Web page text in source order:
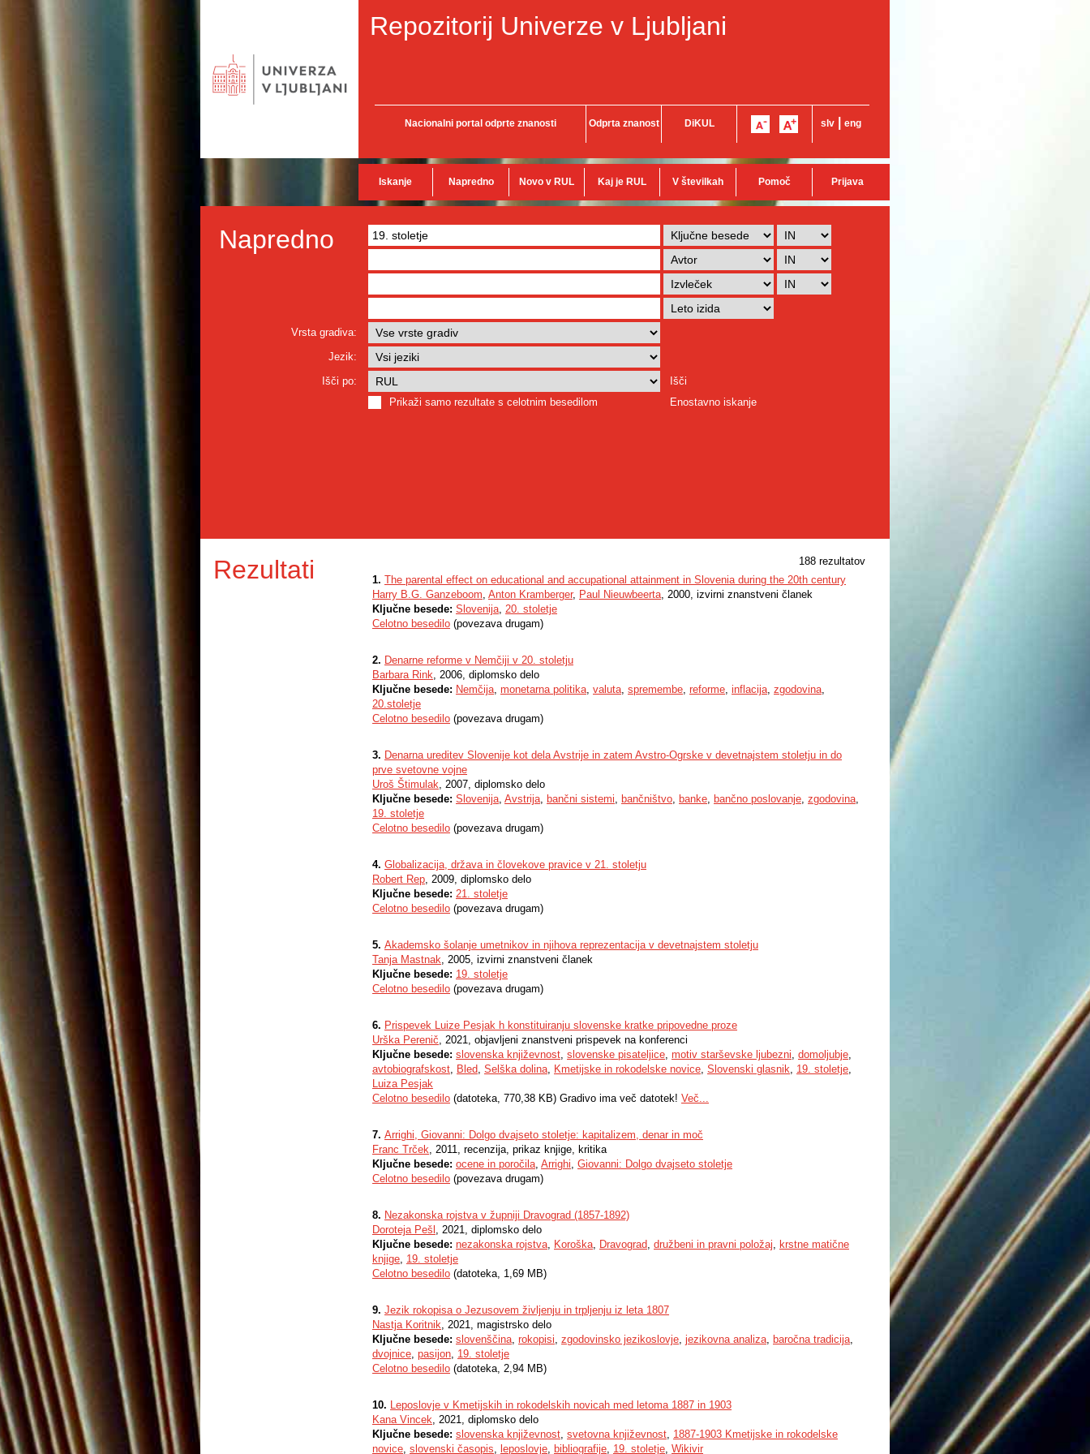
Repozitorij Univerze v Ljubljani
Nacionalni portal odprte znanosti Odprta znanost DiKUL slv eng
Iskanje Napredno Novo v RUL Kaj je RUL V številkah Pomoč Prijava
Napredno
Vrsta gradiva:
Jezik:
Išči po:
Išči
Prikaži samo rezultate s celotnim besedilom
Enostavno iskanje
Rezultati
188 rezultatov
1. The parental effect on educational and accupational attainment in Slovenia during the 20th century
Harry B.G. Ganzeboom, Anton Kramberger, Paul Nieuwbeerta, 2000, izvirni znanstveni članek
Ključne besede: Slovenija, 20. stoletje
Celotno besedilo (povezava drugam)
2. Denarne reforme v Nemčiji v 20. stoletju
Barbara Rink, 2006, diplomsko delo
Ključne besede: Nemčija, monetarna politika, valuta, spremembe, reforme, inflacija, zgodovina,
20.stoletje
Celotno besedilo (povezava drugam)
3. Denarna ureditev Slovenije kot dela Avstrije in zatem Avstro-Ogrske v devetnajstem stoletju in do
prve svetovne vojne
Uroš Štimulak, 2007, diplomsko delo
Ključne besede: Slovenija, Avstrija, bančni sistemi, bančništvo, banke, bančno poslovanje, zgodovina,
19. stoletje
Celotno besedilo (povezava drugam)
4. Globalizacija, država in človekove pravice v 21. stoletju
Robert Rep, 2009, diplomsko delo
Ključne besede: 21. stoletje
Celotno besedilo (povezava drugam)
5. Akademsko šolanje umetnikov in njihova reprezentacija v devetnajstem stoletju
Tanja Mastnak, 2005, izvirni znanstveni članek
Ključne besede: 19. stoletje
Celotno besedilo (povezava drugam)
6. Prispevek Luize Pesjak h konstituiranju slovenske kratke pripovedne proze
Urška Perenič, 2021, objavljeni znanstveni prispevek na konferenci
Ključne besede: slovenska književnost, slovenske pisateljice, motiv starševske ljubezni, domoljubje,
avtobiografskost, Bled, Selška dolina, Kmetijske in rokodelske novice, Slovenski glasnik, 19. stoletje,
Luiza Pesjak
Celotno besedilo (datoteka, 770,38 KB) Gradivo ima več datotek! Več...
7. Arrighi, Giovanni: Dolgo dvajseto stoletje: kapitalizem, denar in moč
Franc Trček, 2011, recenzija, prikaz knjige, kritika
Ključne besede: ocene in poročila, Arrighi, Giovanni: Dolgo dvajseto stoletje
Celotno besedilo (povezava drugam)
8. Nezakonska rojstva v župniji Dravograd (1857-1892)
Doroteja Pešl , 2021, diplomsko delo
Ključne besede: nezakonska rojstva, Koroška, Dravograd, družbeni in pravni položaj, krstne matične
knjige, 19. stoletje
Celotno besedilo (datoteka, 1,69 MB)
9. Jezik rokopisa o Jezusovem življenju in trpljenju iz leta 1807
Nastja Koritnik, 2021, magistrsko delo
Ključne besede: slovenščina, rokopisi, zgodovinsko jezikoslovje, jezikovna analiza, baročna tradicija,
dvojnice, pasijon, 19. stoletje
Celotno besedilo (datoteka, 2,94 MB)
10. Leposlovje v Kmetijskih in rokodelskih novicah med letoma 1887 in 1903
Kana Vincek, 2021, diplomsko delo
Ključne besede: slovenska književnost, svetovna književnost, 1887-1903 Kmetijske in rokodelske
novice, slovenski časopis, leposlovje, bibliografije, 19. stoletje, Wikivir